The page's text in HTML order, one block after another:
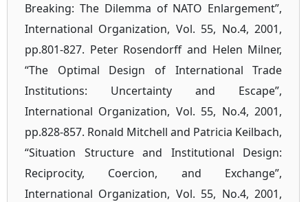
Breaking: The Dilemma of NATO Enlargement”,
International Organization, Vol. 55, No.4, 2001,
pp.801-827. Peter Rosendorff and Helen Milner,
“The Optimal Design of International Trade
Institutions: Uncertainty and Escape”,
International Organization, Vol. 55, No.4, 2001,
pp.828-857. Ronald Mitchell and Patricia Keilbach,
“Situation Structure and Institutional Design:
Reciprocity, Coercion, and Exchange”,
International Organization, Vol. 55, No.4, 2001,